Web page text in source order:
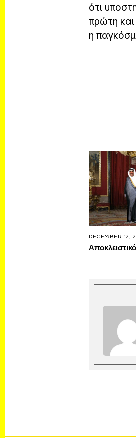
ότι
πρώτη
η
DECEMBER 12,